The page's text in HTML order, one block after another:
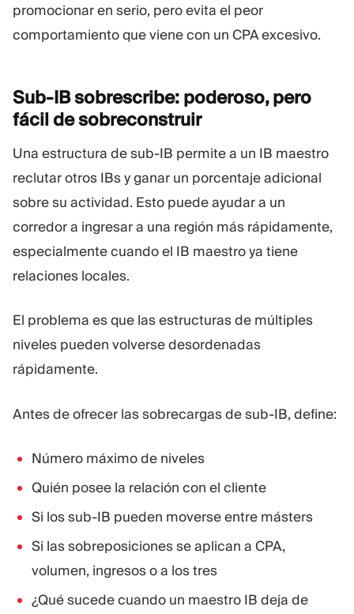
promocionar en serio, pero evita el peor
comportamiento que viene con un CPA excesivo.
Sub-IB sobrescribe: poderoso, pero
fácil desobreconstruir
Una estructura de sub-IB permite a un IB maestro
reclutar otros IBs y ganar un porcentaje adicional
sobre su actividad. Esto puede ayudar a un
corredor a ingresar a una región más rápidamente,
especialmente cuando el IB maestro ya tiene
relaciones locales.
El problema es que las estructuras de múltiples
niveles pueden volverse desordenadas
rápidamente.
Antes de ofrecer las sobrecargas de sub-IB, define:
Número máximo de niveles
Quién posee la relación con el cliente
Si los sub-IB pueden moverse entre másters
Si las sobreposiciones se aplican a CPA,
volumen, ingresos o a los tres
¿Qué sucede cuando un maestro IB deja de